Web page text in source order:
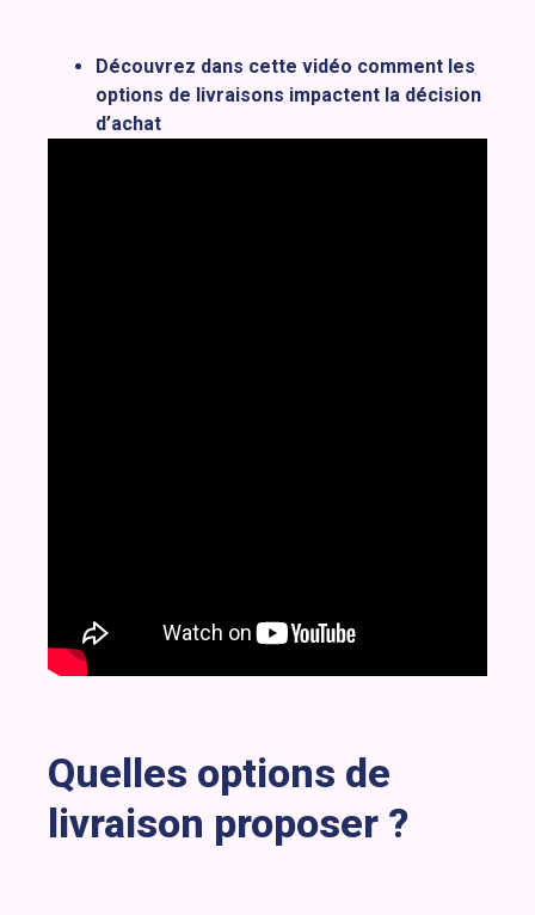
Découvrez dans cette vidéo comment les
options de livraisons impactent la décision
d’achat
Quelles options de
livraison proposer ?